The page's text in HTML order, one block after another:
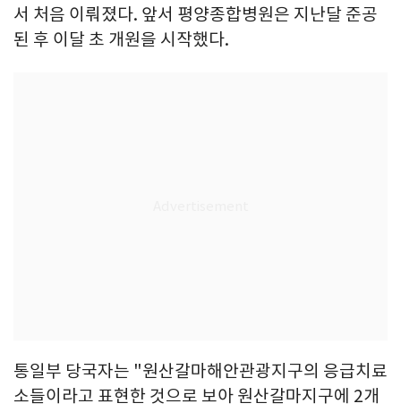
서 처음 이뤄졌다. 앞서 평양종합병원은 지난달 준공
된 후 이달 초 개원을 시작했다.
통일부 당국자는 "원산갈마해안관광지구의 응급치료
소들이라고 표현한 것으로 보아 원산갈마지구에 2개